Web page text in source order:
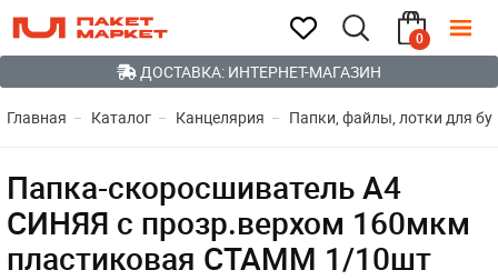
0
ДОСТАВКА: ИНТЕРНЕТ-МАГАЗИН
Главная Каталог Канцелярия Папки, файлы, лотки для
Папка-скоросшиватель А4
СИНЯЯ с прозр.верхом 160мкм
пластиковая СТАММ 1/10шт